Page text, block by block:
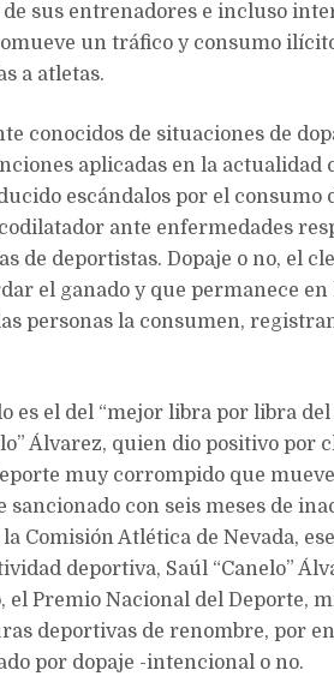
sus entrenadores e incluso
un tráfico y consumo
a atletas.
conocidos de situaciones de
aplicadas en la actualidad
escándalos por el
ante enfermedades
de deportistas. Dopaje o no, el
el ganado y que permanece
personas la consumen,
es el del “mejor libra por libra del
Álvarez, quien dio positivo por
muy corrompido que
sancionado con seis meses de
Comisión Atlética de Nevada,
deportiva, Saúl “Canelo”
el Premio Nacional del Deporte,
deportivas de renombre, por
por dopaje -intencional o no.